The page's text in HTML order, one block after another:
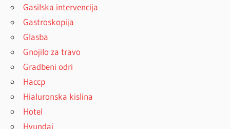
Gasilska intervencija
Gastroskopija
Glasba
Gnojilo za travo
Gradbeni odri
Haccp
Hialuronska kislina
Hotel
Hyundai